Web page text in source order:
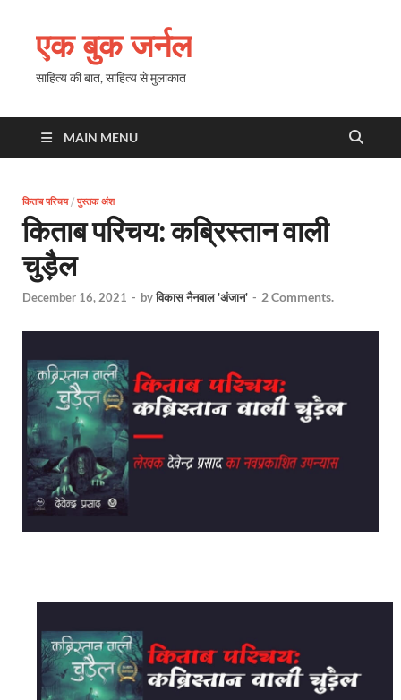
एक बुक जर्नल
साहित्य की बात, साहित्य से मुलाकात
MAIN MENU
किताब परिचय/ पुस्तक अंश
किताब परिचय: कब्रिस्तान वाली
चुड़ैल
December 16, 2021 - byविकास नैनवाल 'अंजान' - 2 Comments.